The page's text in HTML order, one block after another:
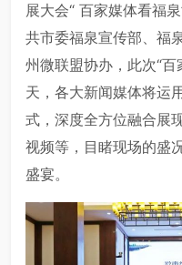
展大会“ 百家媒体看福
共市委福泉宣传部、福
州微联盟协办，此次“
天，各大新闻媒体将运
式，深度全方位融合展
视频等，目睹现场的盛
盛宴。